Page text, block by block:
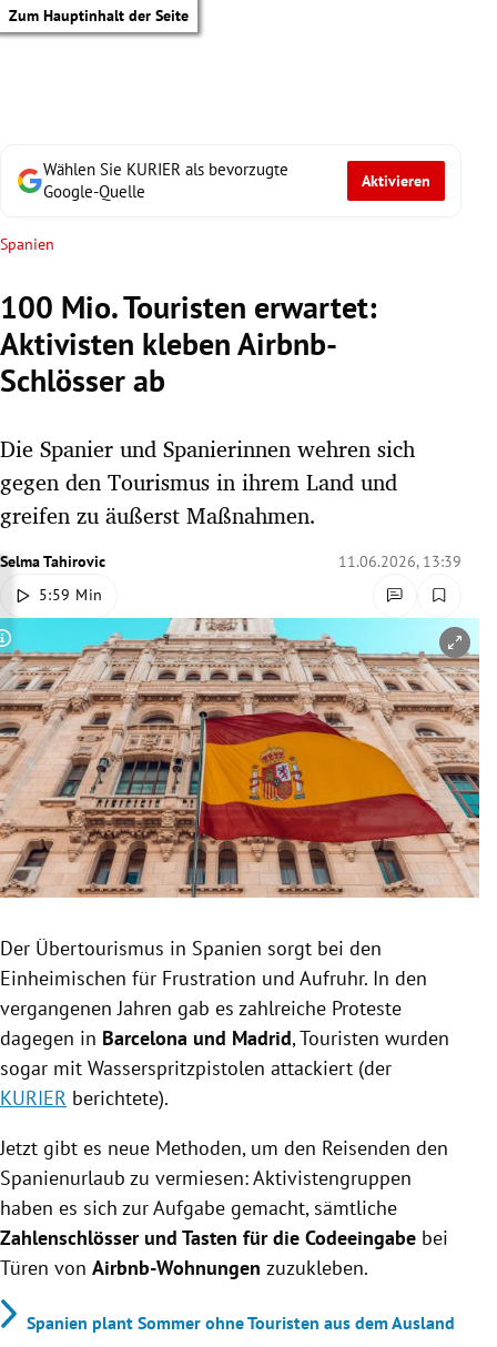
Zum Hauptinhalt der Seite
Untermenü
Untermenü
Untermenü
Untermenü
Untermenü
Untermenü
Untermenü
Untermenü
Untermenü
Untermenü
Wählen Sie KURIER als bevorzugte
Google-Quelle
Aktivieren
Spanien
100 Mio. Touristen erwartet:
Aktivisten kleben Airbnb-
Schlösser ab
Die Spanier und Spanierinnen wehren sich
gegen den Tourismus in ihrem Land und
greifen zu äußerst Maßnahmen.
Selma Tahirovic
11.06.2026, 13:39
5:59 Min
Copyright-Hinweis öffnen/schließen
Der Übertourismus in Spanien sorgt bei den
Einheimischen für Frustration und Aufruhr. In den
vergangenen Jahren gab es zahlreiche Proteste
dagegen in Barcelona und Madrid, Touristen wurden
sogar mit Wasserspritzpistolen attackiert (der
KURIER berichtete).
Jetzt gibt es neue Methoden, um den Reisenden den
Spanienurlaub zu vermiesen: Aktivistengruppen
haben es sich zur Aufgabe gemacht, sämtliche
Zahlenschlösser und Tasten für die Codeeingabe bei
Türen von Airbnb-Wohnungen zuzukleben.
Spanien plant Sommer ohne Touristen aus dem Ausland